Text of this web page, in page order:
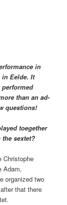
in
in Eelde. It
than an ad-
questions!
toegether
the sextet?
Christophe
Adam,
organized two
that there